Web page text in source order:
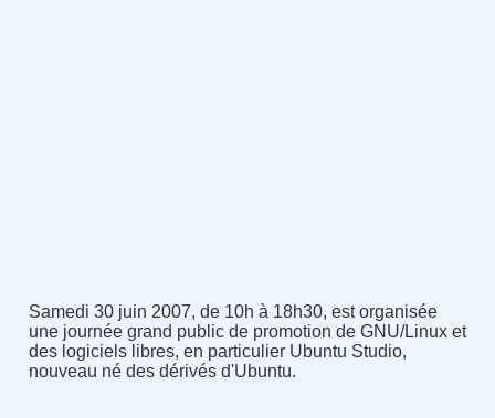
Samedi 30 juin 2007, de 10h à 18h30, est organisée
une journée grand public de promotion de GNU/Linux et
des logiciels libres, en particulier Ubuntu Studio,
nouveau né des dérivés d'Ubuntu.